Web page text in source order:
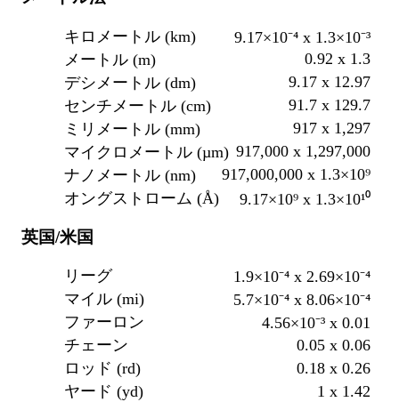
キロメートル (km)
9.17×10⁻⁴ x 1.3×10⁻³
メートル (m)
0.92 x 1.3
デシメートル (dm)
9.17 x 12.97
センチメートル (cm)
91.7 x 129.7
ミリメートル (mm)
917 x 1,297
マイクロメートル (µm) 917,000 x 1,297,000
ナノメートル (nm)
917,000,000 x 1.3×10⁹
オングストローム (Å)
9.17×10⁹ x 1.3×10¹⁰
英国/米国
リーグ
1.9×10⁻⁴ x 2.69×10⁻⁴
マイル (mi)
5.7×10⁻⁴ x 8.06×10⁻⁴
ファーロン
4.56×10⁻³ x 0.01
チェーン
0.05 x 0.06
ロッド (rd)
0.18 x 0.26
ヤード (yd)
1 x 1.42